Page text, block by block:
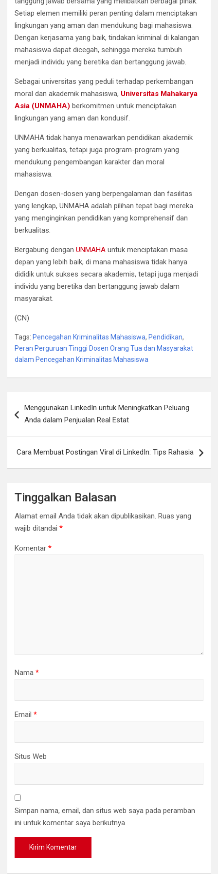
Setiap elemen memiliki peran penting dalam menciptakan
lingkungan yang aman dan mendukung bagi mahasiswa.
Dengan kerjasama yang baik, tindakan kriminal di kalangan
mahasiswa dapat dicegah, sehingga mereka tumbuh
menjadi individu yang beretika dan bertanggung jawab.
Sebagai universitas yang peduli terhadap perkembangan
moral dan akademik mahasiswa, Universitas Mahakarya
Asia (UNMAHA) berkomitmen untuk menciptakan
lingkungan yang aman dan kondusif.
UNMAHA tidak hanya menawarkan pendidikan akademik
yang berkualitas, tetapi juga program-program yang
mendukung pengembangan karakter dan moral
mahasiswa.
Dengan dosen-dosen yang berpengalaman dan fasilitas
yang lengkap, UNMAHA adalah pilihan tepat bagi mereka
yang menginginkan pendidikan yang komprehensif dan
berkualitas.
Bergabung dengan UNMAHA untuk menciptakan masa
depan yang lebih baik, di mana mahasiswa tidak hanya
dididik untuk sukses secara akademis, tetapi juga menjadi
individu yang beretika dan bertanggung jawab dalam
masyarakat.
(CN)
Tags: Pencegahan Kriminalitas Mahasiswa, Pendidikan,
Peran Perguruan Tinggi Dosen Orang Tua dan Masyarakat
dalam Pencegahan Kriminalitas Mahasiswa
posMenggunakan LinkedIn untuk Meningkatkan Peluang
Anda dalam Penjualan Real Estat
Cara Membuat Postingan Viral di LinkedIn: Tips Rahasia
Tinggalkan Balasan
Alamat email Anda tidak akan dipublikasikan. Ruas yang
wajib ditandai *
Komentar *
Nama *
Email *
Situs Web
Simpan nama, email, dan situs web saya pada peramban
ini untuk komentar saya berikutnya.